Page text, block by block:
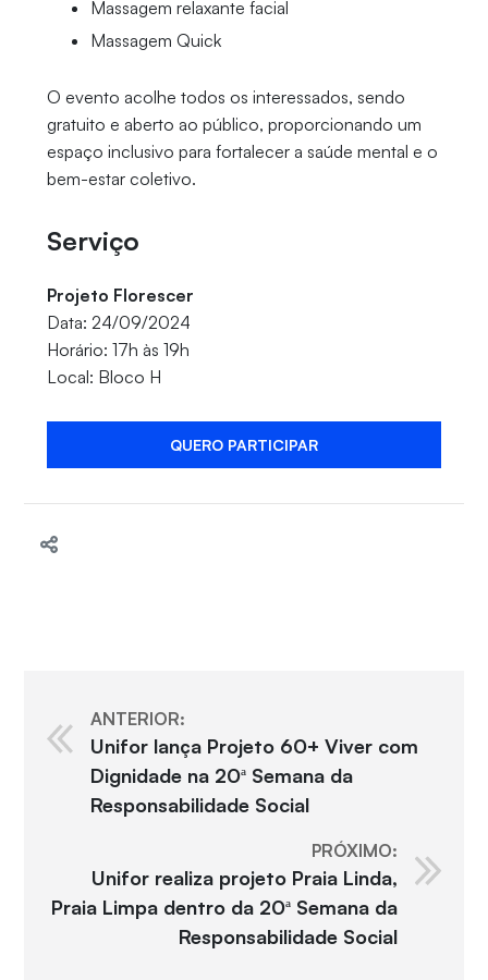
Massagem relaxante facial
Massagem Quick
O evento acolhe todos os interessados, sendo
gratuito e aberto ao público, proporcionando um
espaço inclusivo para fortalecer a saúde mental e o
bem-estar coletivo.
Serviço
Projeto Florescer
Data: 24/09/2024
Horário: 17h às 19h
Local: Bloco H
QUERO PARTICIPAR
ANTERIOR:
Unifor lança Projeto 60+ Viver com
Dignidade na 20ª Semana da
Responsabilidade Social
PRÓXIMO:
Unifor realiza projeto Praia Linda,
Praia Limpa dentro da 20ª Semana da
Responsabilidade Social